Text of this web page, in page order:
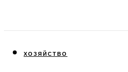
ХОЗЯЙСТВО